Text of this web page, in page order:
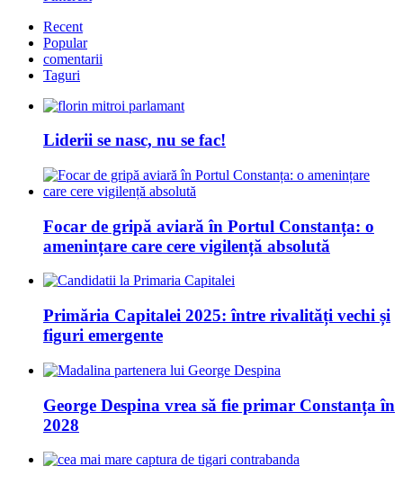
Recent
Popular
comentarii
Taguri
Liderii se nasc, nu se fac!
Focar de gripă aviară în Portul Constanța: o
amenințare care cere vigilență absolută
Primăria Capitalei 2025: între rivalități vechi și
figuri emergente
George Despina vrea să fie primar Constanța în
2028